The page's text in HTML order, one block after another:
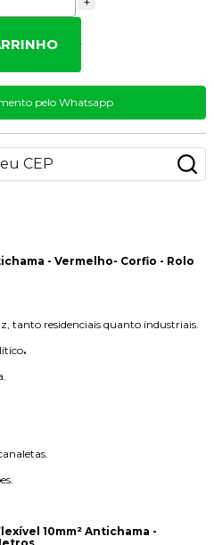
pelo Whatsapp
- Vermelho- Corfio - Rolo
tanto residenciais quanto industriais.
.
10mm² Antichama -